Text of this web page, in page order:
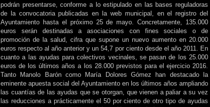
podrán presentarse, conforme a lo estipulado en las bases reguladoras
de la convocatoria publicadas en la web municipal, en el registro del
Ayuntamiento hasta el próximo 25 de mayo. Concretamente, 135.000
euros serán destinadas a asociaciones con fines sociales o de
promoción de la salud, cifra que supone un nuevo aumento en 20.000
euros respecto al año anterior y un 54,7 por ciento desde el año 2011. En
cuanto a las ayudas para colectivos vecinales, se pasan de los 25.000
euros de los últimos años a los 28.000 previstos para el ejercicio 2016.
Tanto Manolo Barón como María Dolores Gómez han destacado la
eminente apuesta social del Ayuntamiento en los últimos años ampliando
las cuantías de las ayudas que se otorgan, que vienen a paliar a su vez
las reducciones a prácticamente el 50 por ciento de otro tipo de ayudas